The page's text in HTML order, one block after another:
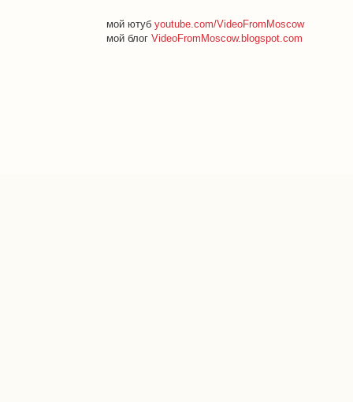
мой ютуб youtube.com/VideoFromMoscow
мой блог VideoFromMoscow.blogspot.com